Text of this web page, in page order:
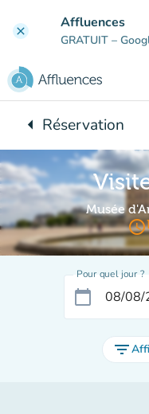
clear Affluences
GRATUIT –
arrow_leftRetour à :
Réservation
Musée
access_time
Pour quel jour ?
calendar_today
filter_list